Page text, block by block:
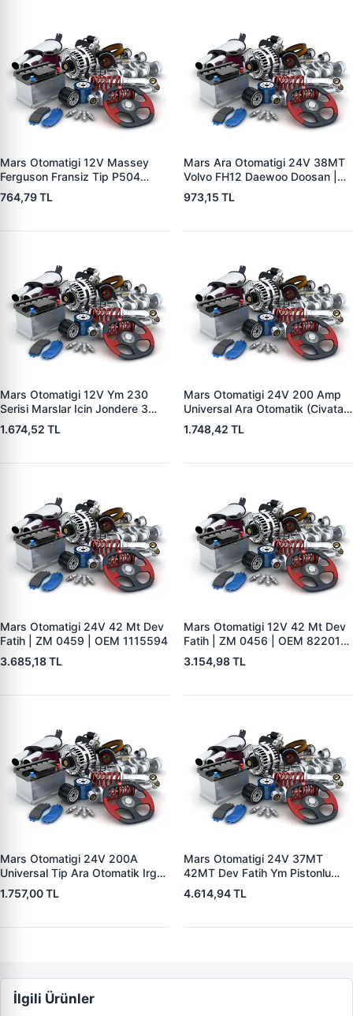
Mars Otomatigi 12V Massey
Ferguson Fransiz Tip P504
P505 Xxx | ZM 0560
764,79 TL
Mars Ara Otomatigi 24V 38MT
Volvo FH12 Daewoo Doosan |
ZM 4409 | OEM 10512097
973,15 TL
Mars Otomatigi 12V Ym 230
Serisi Marslar Icin Jondere 3
Delik | ZM 1653 | OEM
RE503357
1.674,52 TL
Mars Otomatigi 24V 200 Amp
Universal Ara Otomatik (Civatali)
| ZM 1404
1.748,42 TL
Mars Otomatigi 24V 42 Mt Dev
Fatih | ZM 0459 | OEM 1115594
3.685,18 TL
Mars Otomatigi 12V 42 Mt Dev
Fatih | ZM 0456 | OEM 82201-
5004 V1117553
2132X10456393
3.154,98 TL
Mars Otomatigi 24V 200A
Universal Tip Ara Otomatik Irgat
| ZM 0404
1.757,00 TL
Mars Otomatigi 24V 37MT
42MT Dev Fatih Ym Pistonlu
Bmc Profesyonel Catterpiller Is
Makinasi | ZM 0361 | OEM
4.614,94 TL
İlgili Ürünler